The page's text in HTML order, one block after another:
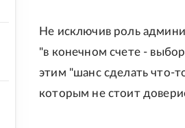
Не исключив роль
"в конечном счете -
этим "шанс сделать что-
которым не стоит